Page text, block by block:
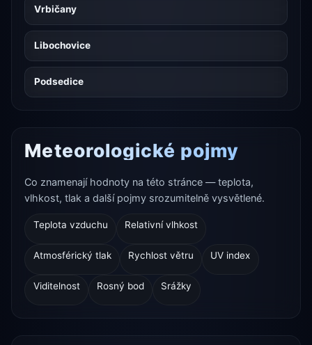
Vrbičany
Libochovice
Podsedice
Meteorologické pojmy
Co znamenají hodnoty na této stránce — teplota,
vlhkost, tlak a další pojmy srozumitelně vysvětlené.
Teplota vzduchu Relativní vlhkost
Atmosférický tlak Rychlost větru UV index
Viditelnost Rosný bod Srážky